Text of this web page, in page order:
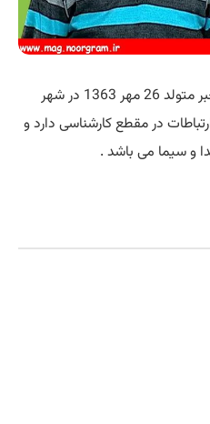
یوسف سلامی خبرنگار و گوینده خبر متولد 26 مهر 1363 در شهر
در مقطع کارشناسی دارد و
و سیما می باشد .